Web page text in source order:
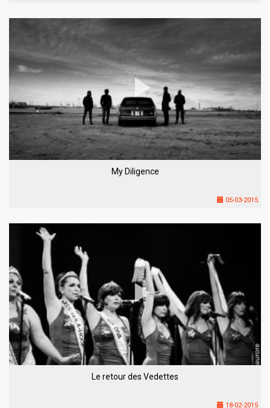
My Diligence
05-03-2015
Le retour des Vedettes
18-02-2015